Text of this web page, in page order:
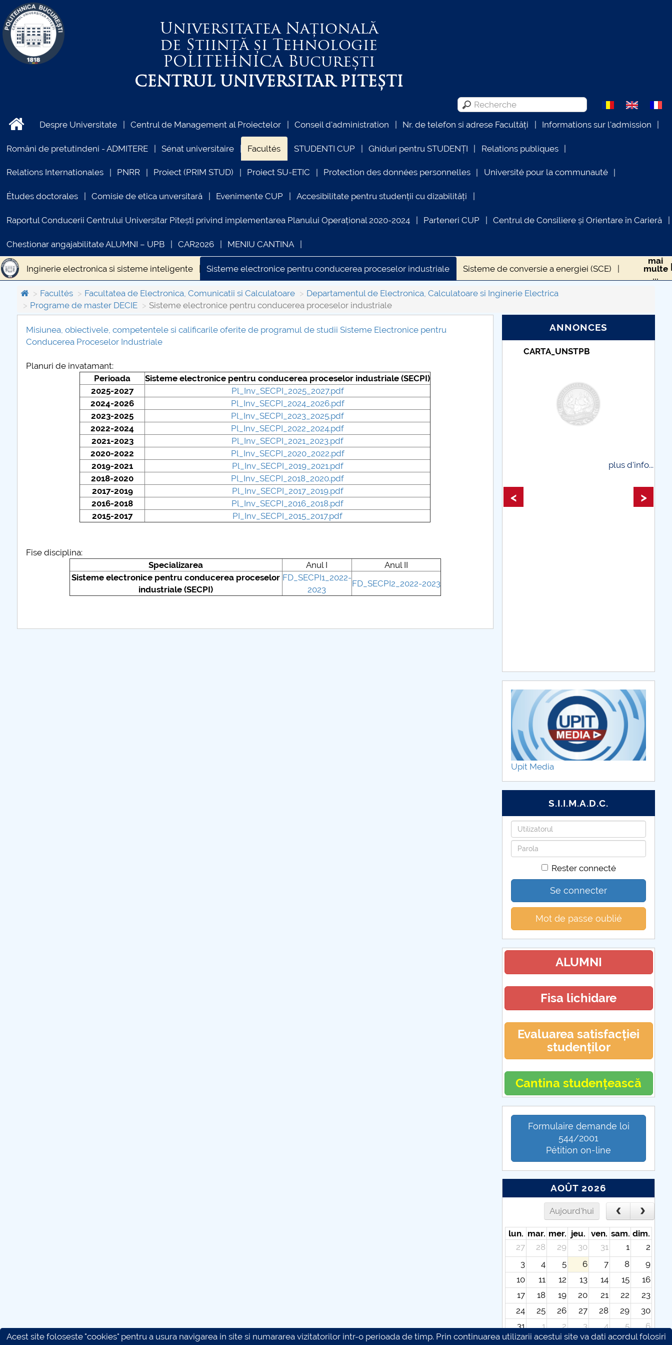
Universitatea Națională
de Știință și Tehnologie
POLITEHNICABucurești
CENTRUL UNIVERSITAR PITEȘTI
Despre Universitate Centrul de Management al Proiectelor Conseil d'administration Nr. de telefon si adrese Facultăți Informations sur l'admission
Români de pretutindeni - ADMITERE Sénat universitaire Facultés STUDENTI CUP Ghiduri pentru STUDENȚI Relations publiques
Relations Internationales PNRR Proiect (PRIM STUD) Proiect SU-ETIC Protection des données personnelles Université pour la communauté
Études doctorales Comisie de etica unversitară Evenimente CUP Accesibilitate pentru studenții cu dizabilități
Raportul Conducerii Centrului Universitar Pitești privind implementarea Planului Operațional 2020-2024 Parteneri CUP Centrul de Consiliere și Orientare în Carieră
Chestionar angajabilitate ALUMNI – UPB CAR2026 MENIU CANTINA
Inginerie electronica si sisteme inteligente Sisteme electronice pentru conducerea proceselor industriale Sisteme de conversie a energiei (SCE)
mai
multe
...
Facultés
Facultatea de Electronica, Comunicatii si Calculatoare
Departamentul de Electronica, Calculatoare si Inginerie Electrica
Programe de master DECIE
Sisteme electronice pentru conducerea proceselor industriale
Misiunea, obiectivele, competentele si calificarile oferite de programul de studii Sisteme Electronice pentru
Conducerea Proceselor Industriale
Planuri de invatamant:
Perioada
Sisteme electronice pentru conducerea proceselor industriale (SECPI)
2025-2027
Pl_Inv_SECPI_2025_2027.pdf
2024-2026
Pl_Inv_SECPI_2024_2026.pdf
2023-2025
Pl_Inv_SECPI_2023_2025.pdf
2022-2024
Pl_Inv_SECPI_2022_2024.pdf
2021-2023
Pl_Inv_SECPI_2021_2023.pdf
2020-2022
Pl_Inv_SECPI_2020_2022.pdf
2019-2021
Pl_Inv_SECPI_2019_2021.pdf
2018-2020
Pl_Inv_SECPI_2018_2020.pdf
2017-2019
Pl_Inv_SECPI_2017_2019.pdf
2016-2018
Pl_Inv_SECPI_2016_2018.pdf
2015-2017
PI_Inv_SECPI_2015_2017.pdf
Fise disciplina:
Specializarea
Anul I
Anul II
Sisteme electronice pentru conducerea proceselor
industriale (SECPI)
FD_SECPI1_2022-
2023
FD_SECPI2_2022-2023
ANNONCES
PRIMSTUD 26.03.2026
plus d'info...
Taxe de școlarizare
plus d'info...
< >
Upit Media
S.I.I.M.A.D.C.
Identifiant
Mot
de
Rester connecté
Se connecter
Mot de passe oublié
ALUMNI
Fisa lichidare
Evaluarea satisfacției
studenților
Cantina studențească
Formulaire demande loi
544/2001
Pétition on-line
AOÛT 2026
Aujourd'hui
lun. mar. mer. jeu. ven. sam. dim.
27
28 29 30 31 1
2
3
4 5 6 7 8
9
10
11 12 13 14 15
16
17
18 19 20 21 22
23
24
25 26 27 28 29
30
31
1 2 3 4 5
6
Acest site foloseste "cookies" pentru a usura navigarea in site si numararea vizitatorilor intr-o perioada de timp. Prin continuarea utilizarii acestui site va dati acordul folosiri